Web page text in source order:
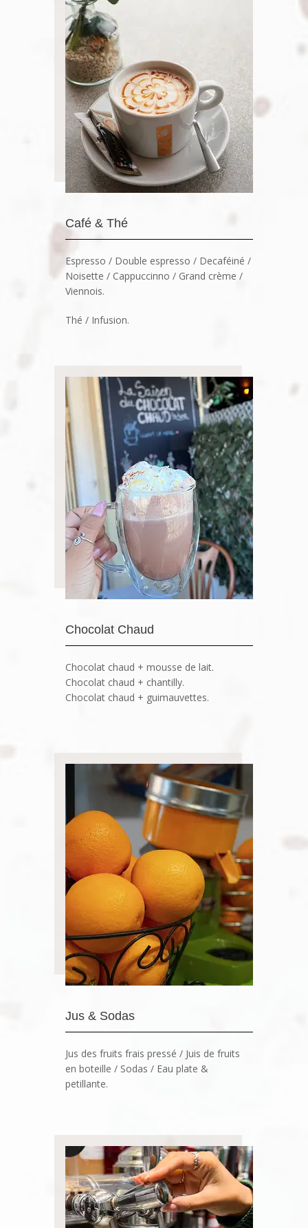
Café & Thé
Espresso / Double espresso / Decaféiné /
Noisette / Cappuccinno / Grand crème /
Viennois.
Thé / Infusion.
Chocolat Chaud
Chocolat chaud + mousse de lait.
Chocolat chaud + chantilly.
Chocolat chaud + guimauvettes.
Jus & Sodas
Jus des fruits frais pressé / Juis de fruits
en boteille / Sodas / Eau plate &
petillante.